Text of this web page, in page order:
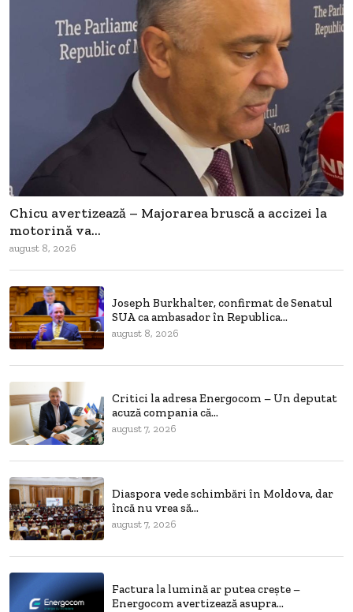
Chicu avertizează – Majorarea bruscă a accizei la
motorină va...
august 8, 2026
Joseph Burkhalter, confirmat de Senatul
SUA ca ambasador în Republica...
august 8, 2026
Critici la adresa Energocom – Un deputat
acuză compania că...
august 7, 2026
Diaspora vede schimbări în Moldova, dar
încă nu vrea să...
august 7, 2026
Factura la lumină ar putea crește –
Energocom avertizează asupra...